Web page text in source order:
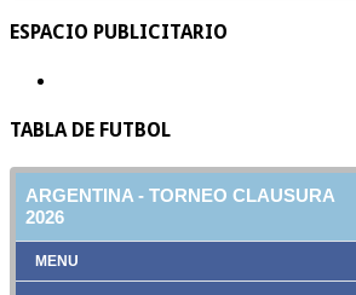
ESPACIO PUBLICITARIO
TABLA DE FUTBOL